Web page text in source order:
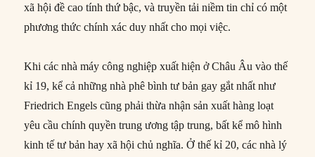
xã hội đề cao tính thứ bậc, và truyền tải niềm tin chỉ có một
phương thức chính xác duy nhất cho mọi việc.
Khi các nhà máy công nghiệp xuất hiện ở Châu Âu vào thế
kỉ 19, kể cả những nhà phê bình tư bản gay gắt nhất như
Friedrich Engels cũng phải thừa nhận sản xuất hàng loạt
yêu cầu chính quyền trung ương tập trung, bất kể mô hình
kinh tế tư bản hay xã hội chủ nghĩa. Ở thế kỉ 20, các nhà lý